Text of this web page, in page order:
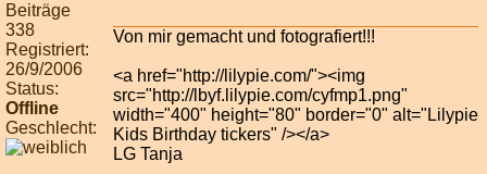
Beiträge
338
Registriert:
26/9/2006
Status:
Offline
Geschlecht:
Von mir gemacht und fotografiert!!!
<a href="http://lilypie.com/"><img
src="http://lbyf.lilypie.com/cyfmp1.png"
width="400" height="80" border="0" alt="Lilypie
Kids Birthday tickers" /></a>
LG Tanja